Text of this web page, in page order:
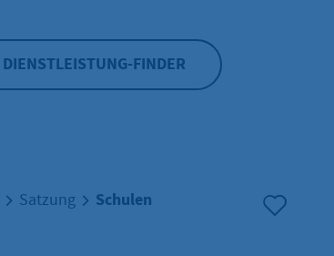
DIENSTLEISTUNG-FINDER
Satzung Schulen